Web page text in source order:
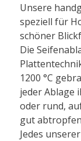
Unsere
speziell für
schöner
Die
1200 °C
jeder Ablage
oder rund,
gut
Jedes